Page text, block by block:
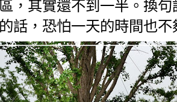
，其實還不到一半。換
話，恐怕一天的時間也不